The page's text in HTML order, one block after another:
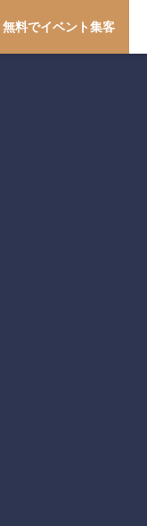
無料でイベント集客